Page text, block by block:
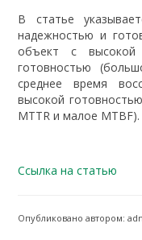
В статье
надежностью и
объект с
готовностью
среднее время
высокой
MTTR и малое MTBF).
Ссылка на статью
Опубликовано автором: